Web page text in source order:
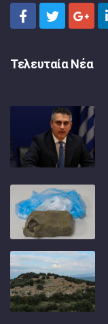
Τελευταία Νέα